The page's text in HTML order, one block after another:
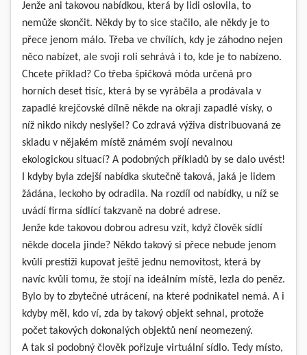
Jenže ani takovou nabídkou, která by lidi oslovila, to
nemůže skončit. Někdy by to sice stačilo, ale někdy je to
přece jenom málo. Třeba ve chvílích, kdy je záhodno nejen
něco nabízet, ale svoji roli sehrává i to, kde je to nabízeno.
Chcete příklad? Co třeba špičková móda určená pro
horních deset tisíc, která by se vyráběla a prodávala v
zapadlé krejčovské dílně někde na okraji zapadlé vísky, o
níž nikdo nikdy neslyšel? Co zdravá výživa distribuovaná ze
skladu v nějakém místě známém svojí nevalnou
ekologickou situací? A podobných příkladů by se dalo uvést!
I kdyby byla zdejší nabídka skutečně taková, jaká je lidem
žádána, leckoho by odradila. Na rozdíl od nabídky, u níž se
uvádí firma sídlící takzvaně na dobré adrese.
Jenže kde takovou dobrou adresu vzít, když člověk sídlí
někde docela jinde? Někdo takový si přece nebude jenom
kvůli prestiži kupovat ještě jednu nemovitost, která by
navíc kvůli tomu, že stojí na ideálním místě, lezla do peněz.
Bylo by to zbytečné utrácení, na které podnikatel nemá. A i
kdyby měl, kdo ví, zda by takový objekt sehnal, protože
počet takových dokonalých objektů není neomezený.
A tak si podobný člověk pořizuje virtuální sídlo. Tedy místo,